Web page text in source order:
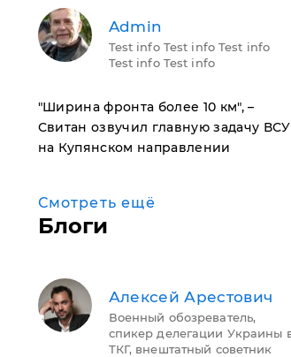
Admin
Test info Test info Test info
Test info Test info
​"Ширина фронта более 10 км", –
Свитан озвучил главную задачу ВСУ
на Купянском направлении
Смотреть ещё
Блоги
Алексей Арестович
Военный обозреватель,
спикер делегации Украины
ТКГ, внештатный советник